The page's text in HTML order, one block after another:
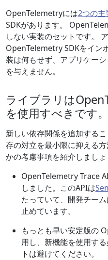
OpenTelemetryには2つの主
SDKがあります。
しない実装のセットです。
OpenTelemetry SDKをイン
装は何もせず、アプリケー
を与えません。
ライブラリは
を使用すべきです。
新しい依存関係を追加する
存の対立を最小限に抑える
かの考慮事項を紹介しましょ
OpenTelemetry Trace
しました。このAPIは
たっていて、開発チー
止めています。
もっとも早い安定版の
用し、新機能を使用す
トは避けてください。